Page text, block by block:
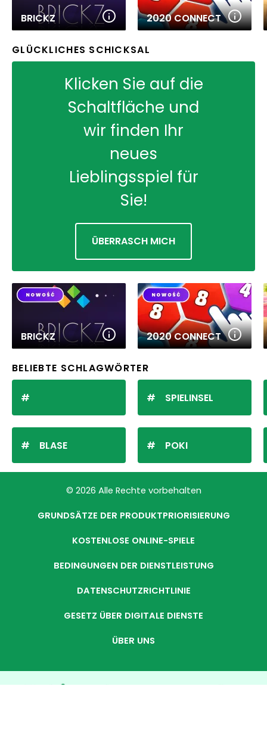
BRICKZ 2020 CONNECT
GLÜCKLICHES SCHICKSAL
Klicken Sie auf die
Schaltfläche und
wir finden Ihr
neues
Lieblingsspiel für
Sie!
ÜBERRASCH MICH
BRICKZ 2020 CONNECT
BELIEBTE SCHLAGWÖRTER
BLASE
SPIELINSEL
POKI
© 2026 Alle Rechte vorbehalten
GRUNDSÄTZE DER PRODUKTPRIORISIERUNG
KOSTENLOSE ONLINE-SPIELE
BEDINGUNGEN DER DIENSTLEISTUNG
DATENSCHUTZRICHTLINIE
GESETZ ÜBER DIGITALE DIENSTE
ÜBER UNS